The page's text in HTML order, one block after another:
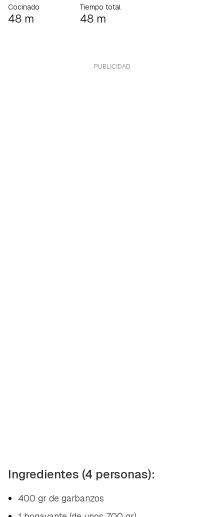
Cocinado
48 m
Tiempo total
48 m
Ingredientes (4 personas):
400 gr de garbanzos